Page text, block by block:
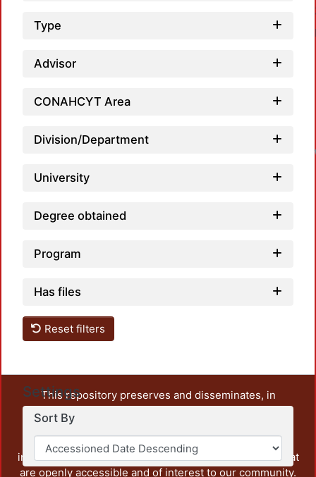
Type
Advisor
CONAHCYT Area
Division/Department
University
Degree obtained
Program
Has files
Reset filters
Settings
Sort By
This repository preserves and disseminates, in
unrestricted open access, the teaching and research
output of UAM Azcapotzalco. It also includes some
administrative and graphic documents from the
institution, as well as content from other institutions that
are openly accessible and of interest to our community.